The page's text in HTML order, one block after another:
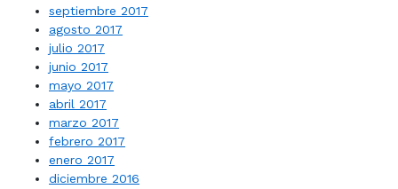
septiembre 2017
agosto 2017
julio 2017
junio 2017
mayo 2017
abril 2017
marzo 2017
febrero 2017
enero 2017
diciembre 2016